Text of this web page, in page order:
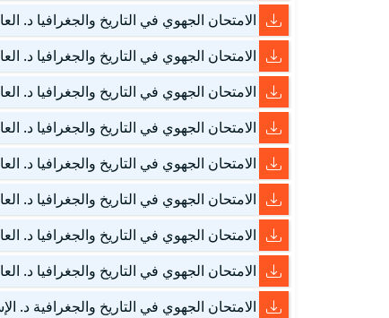
الامتحان الجهوي في التاريخ والجغرافيا د. العادية –
الامتحان الجهوي في التاريخ والجغرافيا د. العادية –
الامتحان الجهوي في التاريخ والجغرافيا د. العادية –
الامتحان الجهوي في التاريخ والجغرافيا د. العادية –
الامتحان الجهوي في التاريخ والجغرافيا د. العادية –
الامتحان الجهوي في التاريخ والجغرافيا د. العادية –
الامتحان الجهوي في التاريخ والجغرافيا د. العادية –
الامتحان الجهوي في التاريخ والجغرافيا د. العادية –
الامتحان الجهوي في التاريخ والجغرافية د.